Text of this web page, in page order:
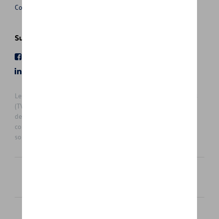
Conditions de vente
Suivez nous
Les prix affichés sur le présent site sont des prix recommandés
(TVAc), hors éventuels frais de montage. Pour connaitre le prix
de vente actuel et les éventuels frais de montage, veuillez
contacter votre concessionnaire/agent. Les prix recommandés
sont sujets à des changements sans préavis.